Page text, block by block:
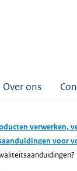
Over ons
verwerken,
voor